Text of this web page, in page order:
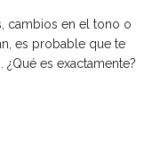
cambios en el tono o
es probable que te
es exactamente?